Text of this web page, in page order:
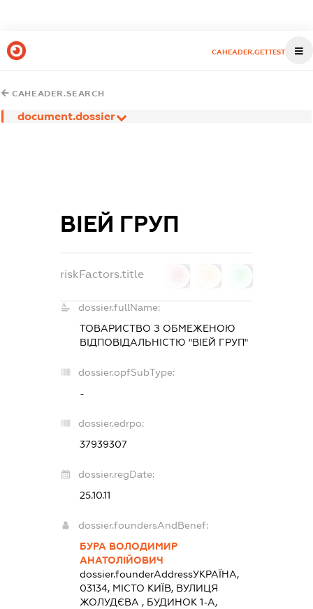
CAHEADER.GETTEST
CAHEADER.SEARCH
document.dossier
ВІЕЙ ГРУП
riskFactors.title
dossier.fullName:
ТОВАРИСТВО З ОБМЕЖЕНОЮ
ВІДПОВІДАЛЬНІСТЮ "ВІЕЙ ГРУП"
dossier.opfSubType:
-
dossier.edrpo:
37939307
dossier.regDate:
25.10.11
dossier.foundersAndBenef:
БУРА ВОЛОДИМИР
АНАТОЛІЙОВИЧ
dossier.founderAddressУКРАЇНА,
03134, МІСТО КИЇВ, ВУЛИЦЯ
ЖОЛУДЄВА , БУДИНОК 1-А,